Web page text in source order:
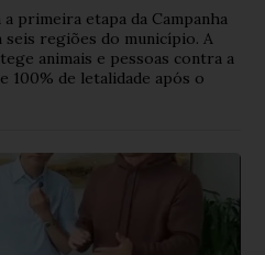
primeira etapa da Campanha
seis regiões do município. A
animais e pessoas contra a
100% de letalidade após o